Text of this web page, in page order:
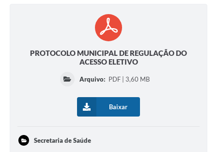
PROTOCOLO MUNICIPAL DE REGULAÇÃO DO
ACESSO ELETIVO
Arquivo: PDF | 3,60 MB
Baixar
Secretaria de Saúde